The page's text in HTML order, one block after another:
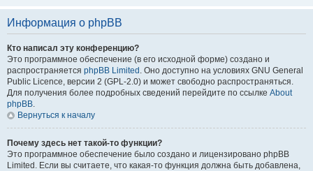
Информация о phpBB
Кто написал эту конференцию?
Это программное обеспечение (в его исходной форме) создано и
распространяется phpBB Limited . Оно доступно на условиях GNU General
Public Licence, версии 2 (GPL-2.0) и может свободно распространяться.
Для получения более подробных сведений перейдите по ссылке About
phpBB.
Вернуться к началу
Почему здесь нет такой-то функции?
Это программное обеспечение было создано и лицензировано phpBB
Limited. Если вы считаете, что какая-то функция должна быть добавлена,